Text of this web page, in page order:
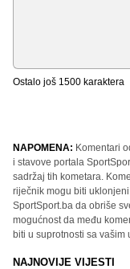
Ostalo još 1500 karaktera
NAPOMENA: Komentari
i stavove portala
sadržaj tih kometara.
riječnik mogu biti
SportSport.ba da obriše
mogućnost da među
biti u suprotnosti sa vašim
NAJNOVIJE VIJESTI